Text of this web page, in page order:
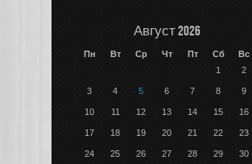
Август 2026
Пн Вт Ср Чт Пт Сб
Вс
1
2
3 4 5 6 7 8 9
10 11 12 13 14 15 16
17 18 19 20 21 22 23
24 25 26 27 28 29 30